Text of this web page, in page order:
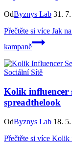
OdByznys Lab 31.
Přečtěte si více Jak
kampaně
Sociální Sítě
Kolik influencer
spreadthelook
OdByznys Lab 18.
Přečtěte si více Kolik